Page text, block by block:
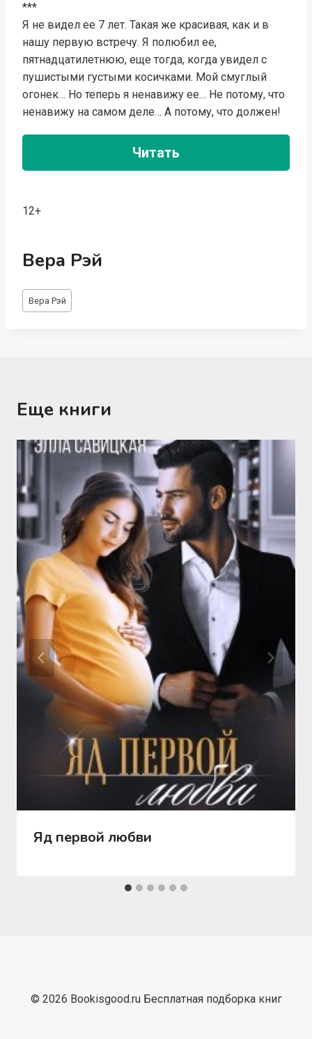
***
Я не видел ее 7 лет. Такая же красивая, как и в
нашу первую встречу. Я полюбил ее,
пятнадцатилетнюю, еще тогда, когда увидел с
пушистыми густыми косичками. Мой смуглый
огонек… Но теперь я ненавижу ее… Не потому, что
ненавижу на самом деле… А потому, что должен!
Читать
12+
Вера Рэй
Метки
записи:
Вера Рэй
Еще книги
Яд первой любви
© 2026 Bookisgood.ru Бесплатная подборка книг